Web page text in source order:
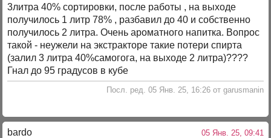
3литра 40% сортировки, после работы , на выходе
получилось 1 литр 78% , разбавил до 40 и собственно
получилось 2 литра. Очень ароматного напитка. Вопрос
такой - неужели на экстракторе такие потери спирта
(залил 3 литра 40%самогога, на выходе 2 литра)????
Гнал до 95 градусов в кубе
Посл. ред. 05 Янв. 25, 16:26 от garusmanin
bardo 05 Янв. 25, 09:41